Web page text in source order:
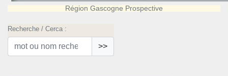
Région Gascogne Prospective
Recherche / Cerca :
>>